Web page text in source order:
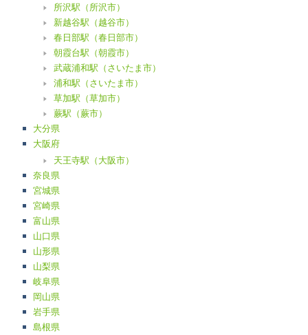
所沢駅（所沢市）
新越谷駅（越谷市）
春日部駅（春日部市）
朝霞台駅（朝霞市）
武蔵浦和駅（さいたま市）
浦和駅（さいたま市）
草加駅（草加市）
蕨駅（蕨市）
大分県
大阪府
天王寺駅（大阪市）
奈良県
宮城県
宮崎県
富山県
山口県
山形県
山梨県
岐阜県
岡山県
岩手県
島根県